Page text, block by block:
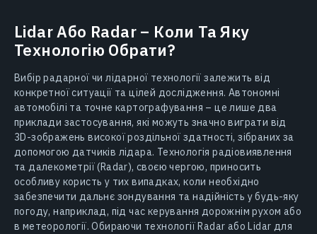
Lidar Або Radar – Коли Та Яку
Технологію Обрати?
Вибір радарної чи лідарної технології залежить від
конкретної ситуації та цілей дослідження. Автономні
автомобілі та точне картографування – це лише два
приклади застосування, які можуть значно виграти від
3D-зображень високої роздільної здатності, зібраних за
допомогою датчиків лідара. Технологія радіовиявлення
та далекометрії (Radar), своєю чергою, приносить
особливу користь у тих випадках, коли необхідно
забезпечити дальнє зондування та надійність у будь-яку
погоду, наприклад, під час керування дорожнім рухом або
в метеорології. Обираючи технології Radar або Lidar для